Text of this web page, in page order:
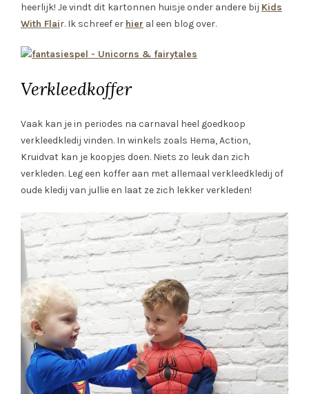
heerlijk! Je vindt dit kartonnen huisje onder andere bij Kids
With Flair. Ik schreef er hier al een blog over.
Verkleedkoffer
Vaak kan je in periodes na carnaval heel goedkoop
verkleedkledij vinden. In winkels zoals Hema, Action,
Kruidvat kan je koopjes doen. Niets zo leuk dan zich
verkleden. Leg een koffer aan met allemaal verkleedkledij of
oude kledij van jullie en laat ze zich lekker verkleden!